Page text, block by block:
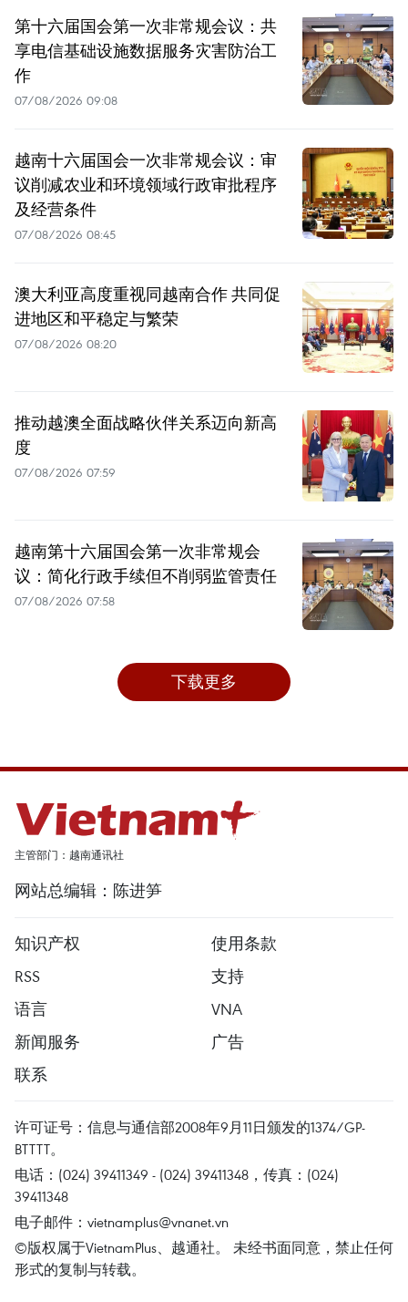
第十六届国会第一次非常规会议：共
享电信基础设施数据服务灾害防治工
作
07/08/2026 09:08
越南十六届国会一次非常规会议：审
议削减农业和环境领域行政审批程序
及经营条件
07/08/2026 08:45
澳大利亚高度重视同越南合作 共同促
进地区和平稳定与繁荣
07/08/2026 08:20
推动越澳全面战略伙伴关系迈向新高
度
07/08/2026 07:59
越南第十六届国会第一次非常规会
议：简化行政手续但不削弱监管责任
07/08/2026 07:58
下载更多
主管部门：越南通讯社
网站总编辑：陈进笋
知识产权
使用条款
RSS
支持
语言
VNA
新闻服务
广告
联系
许可证号：信息与通信部2008年9月11日颁发的1374/GP-
BTTTT。
电话：(024) 39411349 - (024) 39411348，传真：(024)
39411348
电子邮件： vietnamplus@vnanet.vn
©版权属于VietnamPlus、越通社。 未经书面同意，禁止任何
形式的复制与转载。